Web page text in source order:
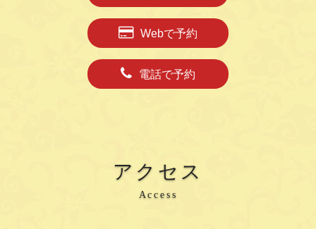
Webで予約
電話で予約
アクセス
Access